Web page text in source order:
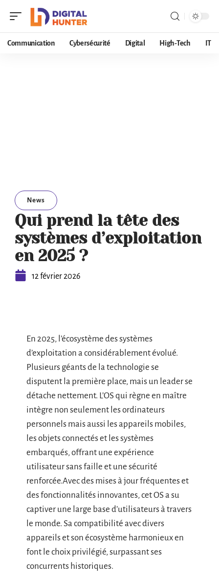
Communication Cybersécurité Digital High-Tech IT
News
Qui prend la tête des
systèmes d’exploitation
en 2025 ?
12 février 2026
En 2025, l’écosystème des systèmes
d’exploitation a considérablement évolué.
Plusieurs géants de la technologie se
disputent la première place, mais un leader se
détache nettement. L’OS qui règne en maître
intègre non seulement les ordinateurs
personnels mais aussi les appareils mobiles,
les objets connectés et les systèmes
embarqués, offrant une expérience
utilisateur sans faille et une sécurité
renforcée.Avec des mises à jour fréquentes et
des fonctionnalités innovantes, cet OS a su
captiver une large base d’utilisateurs à travers
le monde. Sa compatibilité avec divers
appareils et son écosystème harmonieux en
font le choix privilégié, surpassant ses
concurrents historiques.